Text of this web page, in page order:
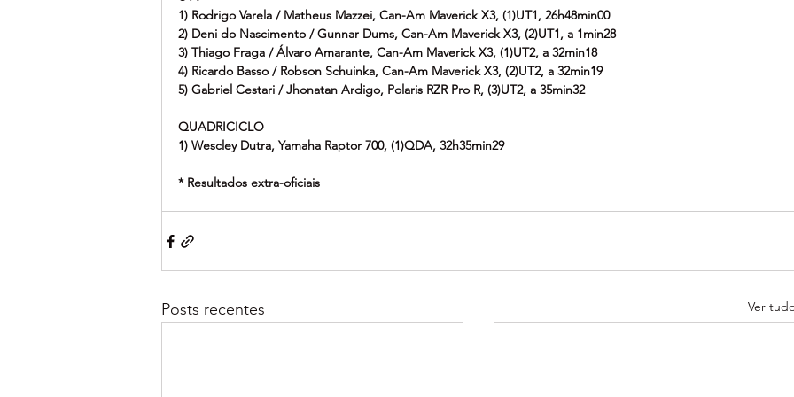
1) Rodrigo Varela / Matheus Mazzei, Can-Am Maverick X3, (1)UT1, 26h48min00
2) Deni do Nascimento / Gunnar Dums, Can-Am Maverick X3, (2)UT1, a 1min28
3) Thiago Fraga / Álvaro Amarante, Can-Am Maverick X3, (1)UT2, a 32min18
4) Ricardo Basso / Robson Schuinka, Can-Am Maverick X3, (2)UT2, a 32min19
5) Gabriel Cestari / Jhonatan Ardigo, Polaris RZR Pro R, (3)UT2, a 35min32
QUADRICICLO
1) Wescley Dutra, Yamaha Raptor 700, (1)QDA, 32h35min29
* Resultados extra-oficiais
Posts recentes Ver